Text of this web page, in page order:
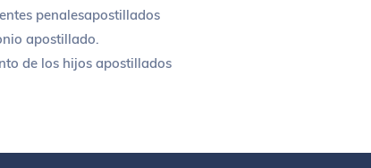
penalesapostillados
apostillado.
de los hijos apostillados